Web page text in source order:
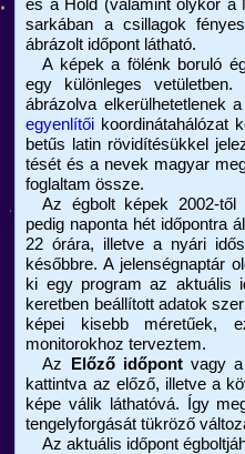
és a Hold (valamint olykor a
sarkában a csillagok
ábrázolt időpont látható.
A képek a fölénk boruló
egy különleges
ábrázolva elkerülhetetlenek
egyenlítői koordinátahálózat
betűs latin rövidítésükkel
tését és a nevek magyar
foglaltam össze.
Az égbolt képek 2002-től
pedig naponta hét időpontra
22 órára, illetve a nyári
későbbre. A jelenségnaptár
ki egy program az aktuális
keretben beállított adatok
képei kisebb méretűek,
monitorokhoz terveztem.
Az
Előző időpont vagy a
kattintva az előző, illetve a
képe válik láthatóvá. Így
tengelyforgását tükröző
Az aktuális időpont